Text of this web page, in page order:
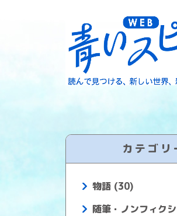
カテゴリ
物語 (30)
随筆・ノンフィク